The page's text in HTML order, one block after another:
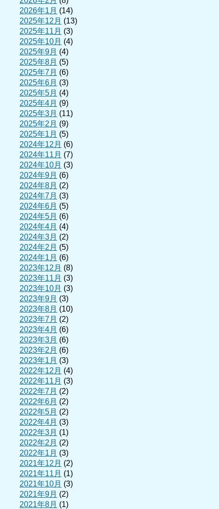
2026年1月 (14)
2025年12月 (13)
2025年11月 (3)
2025年10月 (4)
2025年9月 (4)
2025年8月 (5)
2025年7月 (6)
2025年6月 (3)
2025年5月 (4)
2025年4月 (9)
2025年3月 (11)
2025年2月 (9)
2025年1月 (5)
2024年12月 (6)
2024年11月 (7)
2024年10月 (3)
2024年9月 (6)
2024年8月 (2)
2024年7月 (3)
2024年6月 (5)
2024年5月 (6)
2024年4月 (4)
2024年3月 (2)
2024年2月 (5)
2024年1月 (6)
2023年12月 (8)
2023年11月 (3)
2023年10月 (3)
2023年9月 (3)
2023年8月 (10)
2023年7月 (2)
2023年4月 (6)
2023年3月 (6)
2023年2月 (6)
2023年1月 (3)
2022年12月 (4)
2022年11月 (3)
2022年7月 (2)
2022年6月 (2)
2022年5月 (2)
2022年4月 (3)
2022年3月 (1)
2022年2月 (2)
2022年1月 (3)
2021年12月 (2)
2021年11月 (1)
2021年10月 (3)
2021年9月 (2)
2021年8月 (1)